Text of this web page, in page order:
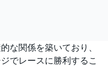
な関係を築いており、
でレースに勝利するこ